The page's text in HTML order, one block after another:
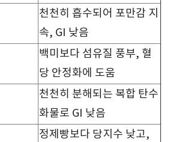
천천히 흡수되어 포만감 지
속, GI 낮음
백미보다 섬유질 풍부, 혈
당 안정화에 도움
천천히 분해되는 복합 탄수
화물로 GI 낮음
정제빵보다 당지수 낮고,